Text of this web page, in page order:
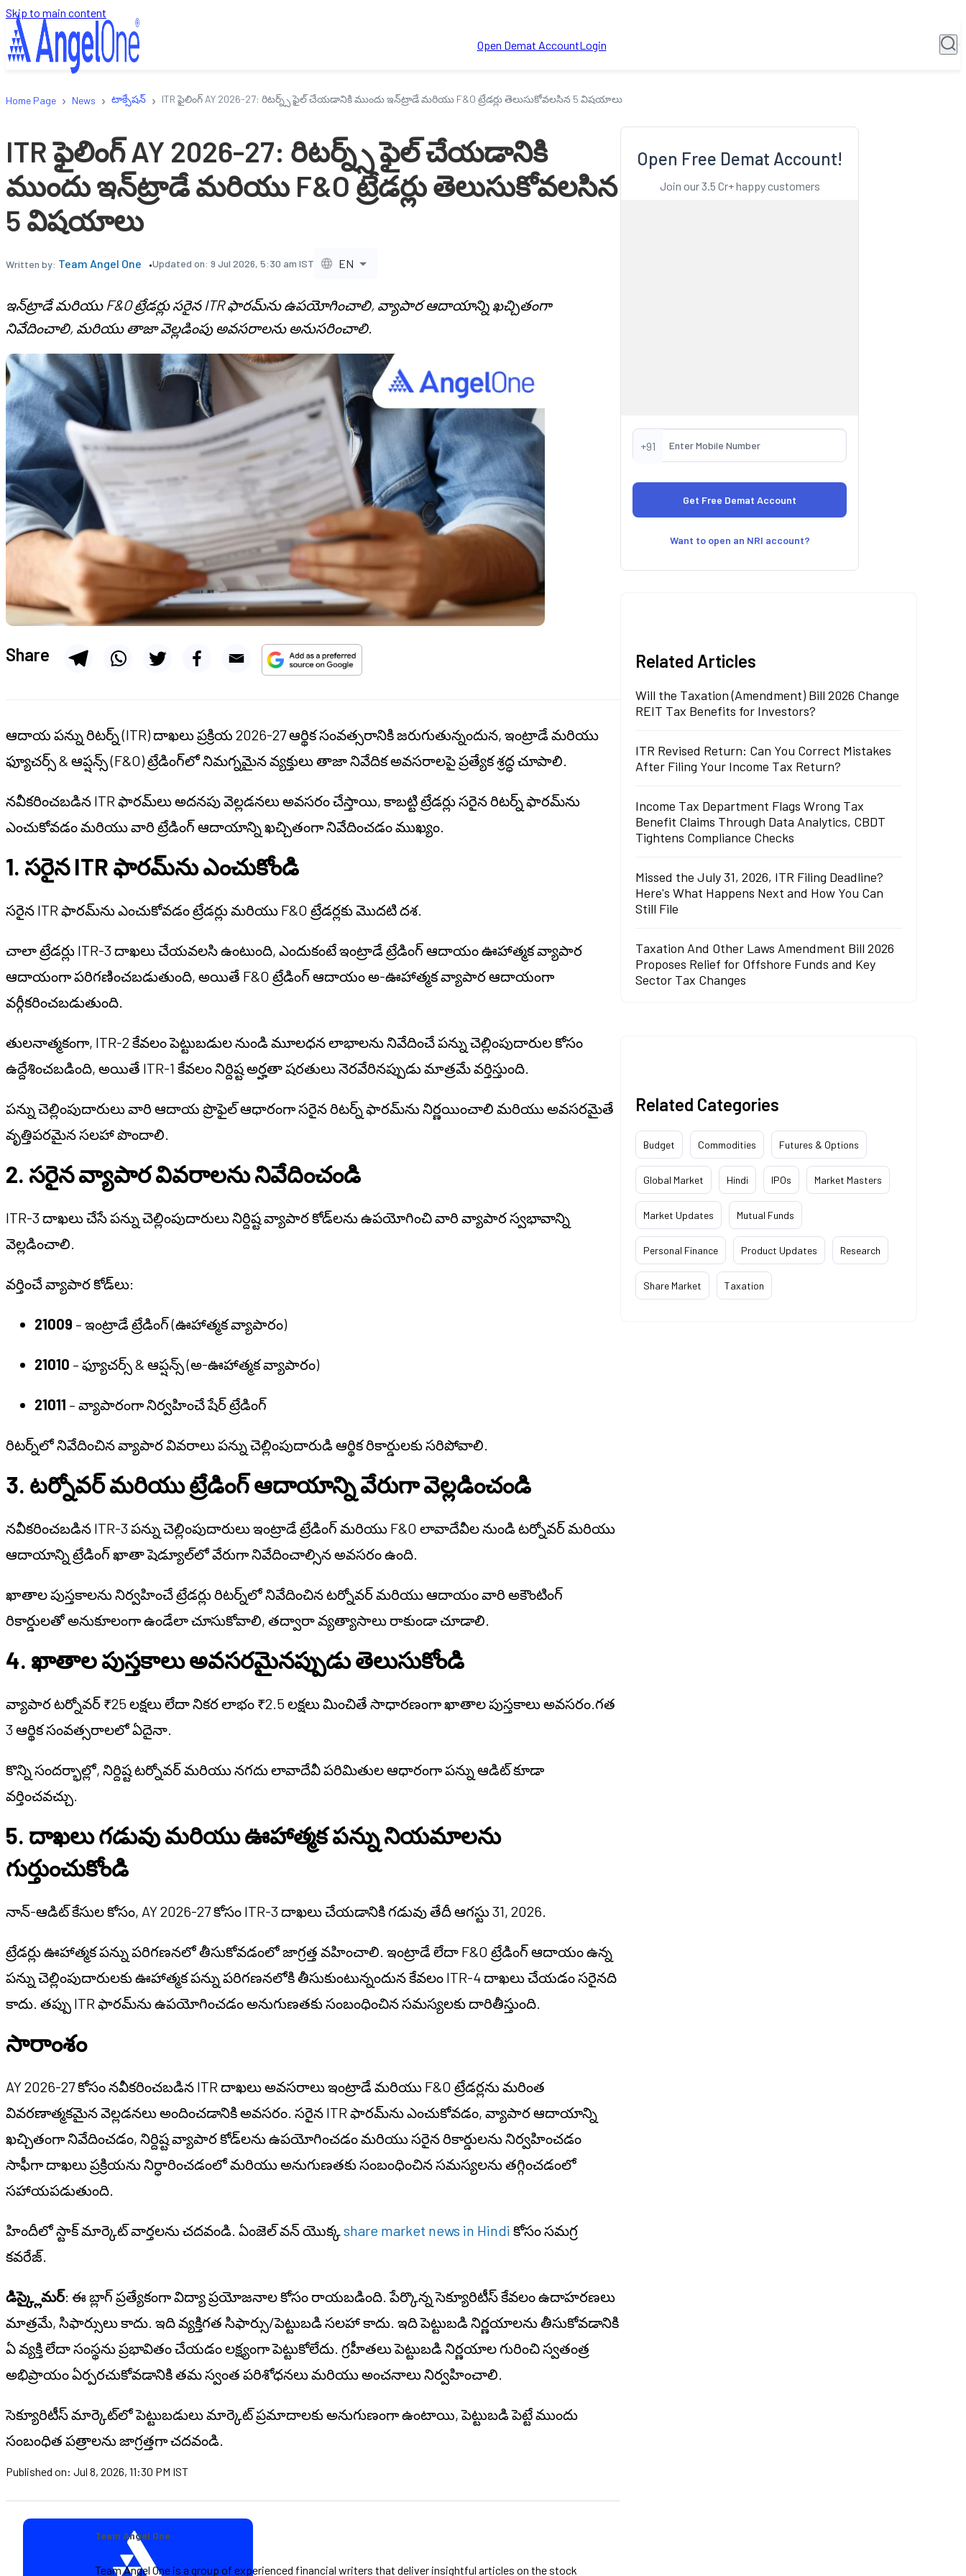
Skip to main content
Open Demat AccountLogin
Home Page › News › టాక్సేషన్ › ITR ఫైలింగ్ AY 2026-27: రిటర్న్స్ ఫైల్ చేయడానికి ముందు ఇన్‌ట్రాడే మరియు F&O ట్రేడర్లు తెలుసుకోవలసిన 5 విషయాలు
ITR ఫైలింగ్ AY 2026-27: రిటర్న్స్ ఫైల్ చేయడానికి
ముందు ఇన్‌ట్రాడే మరియు F&O ట్రేడర్లు తెలుసుకోవలసిన
5 విషయాలు
Written by: Team Angel One Updated on: 9 Jul 2026, 5:30 am IST EN
ఇన్‌ట్రాడే మరియు F&O ట్రేడర్లు సరైన ITR ఫారమ్‌ను ఉపయోగించాలి, వ్యాపార ఆదాయాన్ని ఖచ్చితంగా
నివేదించాలి, మరియు తాజా వెల్లడింపు అవసరాలను అనుసరించాలి.
Share
ఆదాయ పన్ను రిటర్న్ (ITR) దాఖలు ప్రక్రియ 2026-27 ఆర్థిక సంవత్సరానికి జరుగుతున్నందున, ఇంట్రాడే మరియు
ఫ్యూచర్స్ & ఆప్షన్స్ (F&O) ట్రేడింగ్‌లో నిమగ్నమైన వ్యక్తులు తాజా నివేదిక అవసరాలపై ప్రత్యేక శ్రద్ధ చూపాలి.
నవీకరించబడిన ITR ఫారమ్‌లు అదనపు వెల్లడనలు అవసరం చేస్తాయి, కాబట్టి ట్రేడర్లు సరైన రిటర్న్ ఫారమ్‌ను
ఎంచుకోవడం మరియు వారి ట్రేడింగ్ ఆదాయాన్ని ఖచ్చితంగా నివేదించడం ముఖ్యం.
1. సరైన ITR ఫారమ్‌ను ఎంచుకోండి
సరైన ITR ఫారమ్‌ను ఎంచుకోవడం ట్రేడర్లు మరియు F&O ట్రేడర్లకు మొదటి దశ.
చాలా ట్రేడర్లు ITR-3 దాఖలు చేయవలసి ఉంటుంది, ఎందుకంటే ఇంట్రాడే ట్రేడింగ్ ఆదాయం ఊహాత్మక వ్యాపార
ఆదాయంగా పరిగణించబడుతుంది, అయితే F&O ట్రేడింగ్ ఆదాయం అ-ఊహాత్మక వ్యాపార ఆదాయంగా
వర్గీకరించబడుతుంది.
తులనాత్మకంగా, ITR-2 కేవలం పెట్టుబడుల నుండి మూలధన లాభాలను నివేదించే పన్ను చెల్లింపుదారుల కోసం
ఉద్దేశించబడింది, అయితే ITR-1 కేవలం నిర్దిష్ట అర్హతా షరతులు నెరవేరినప్పుడు మాత్రమే వర్తిస్తుంది.
పన్ను చెల్లింపుదారులు వారి ఆదాయ ప్రొఫైల్ ఆధారంగా సరైన రిటర్న్ ఫారమ్‌ను నిర్ణయించాలి మరియు అవసరమైతే
వృత్తిపరమైన సలహా పొందాలి.
2. సరైన వ్యాపార వివరాలను నివేదించండి
ITR-3 దాఖలు చేసే పన్ను చెల్లింపుదారులు నిర్దిష్ట వ్యాపార కోడ్‌లను ఉపయోగించి వారి వ్యాపార స్వభావాన్ని
వెల్లడించాలి.
వర్తించే వ్యాపార కోడ్‌లు:
21009 – ఇంట్రాడే ట్రేడింగ్ (ఊహాత్మక వ్యాపారం)
21010 – ఫ్యూచర్స్ & ఆప్షన్స్ (అ-ఊహాత్మక వ్యాపారం)
21011 – వ్యాపారంగా నిర్వహించే షేర్ ట్రేడింగ్
రిటర్న్‌లో నివేదించిన వ్యాపార వివరాలు పన్ను చెల్లింపుదారుడి ఆర్థిక రికార్డులకు సరిపోవాలి.
3. టర్నోవర్ మరియు ట్రేడింగ్ ఆదాయాన్ని వేరుగా వెల్లడించండి
నవీకరించబడిన ITR-3 పన్ను చెల్లింపుదారులు ఇంట్రాడే ట్రేడింగ్ మరియు F&O లావాదేవీల నుండి టర్నోవర్ మరియు
ఆదాయాన్ని ట్రేడింగ్ ఖాతా షెడ్యూల్‌లో వేరుగా నివేదించాల్సిన అవసరం ఉంది.
ఖాతాల పుస్తకాలను నిర్వహించే ట్రేడర్లు రిటర్న్‌లో నివేదించిన టర్నోవర్ మరియు ఆదాయం వారి అకౌంటింగ్
రికార్డులతో అనుకూలంగా ఉండేలా చూసుకోవాలి, తద్వారా వ్యత్యాసాలు రాకుండా చూడాలి.
4. ఖాతాల పుస్తకాలు అవసరమైనప్పుడు తెలుసుకోండి
వ్యాపార టర్నోవర్ ₹25 లక్షలు లేదా నికర లాభం ₹2.5 లక్షలు మించితే సాధారణంగా ఖాతాల పుస్తకాలు అవసరం.గత
3 ఆర్థిక సంవత్సరాలలో ఏదైనా.
కొన్ని సందర్భాల్లో, నిర్దిష్ట టర్నోవర్ మరియు నగదు లావాదేవీ పరిమితుల ఆధారంగా పన్ను ఆడిట్ కూడా
వర్తించవచ్చు.
5. దాఖలు గడువు మరియు ఊహాత్మక పన్ను నియమాలను
గుర్తుంచుకోండి
నాన్-ఆడిట్ కేసుల కోసం, AY 2026-27 కోసం ITR-3 దాఖలు చేయడానికి గడువు తేదీ ఆగస్టు 31, 2026.
ట్రేడర్లు ఊహాత్మక పన్ను పరిగణనలో తీసుకోవడంలో జాగ్రత్త వహించాలి. ఇంట్రాడే లేదా F&O ట్రేడింగ్ ఆదాయం ఉన్న
పన్ను చెల్లింపుదారులకు ఊహాత్మక పన్ను పరిగణనలోకి తీసుకుంటున్నందున కేవలం ITR-4 దాఖలు చేయడం సరైనది
కాదు. తప్పు ITR ఫారమ్‌ను ఉపయోగించడం అనుగుణతకు సంబంధించిన సమస్యలకు దారితీస్తుంది.
సారాంశం
AY 2026-27 కోసం నవీకరించబడిన ITR దాఖలు అవసరాలు ఇంట్రాడే మరియు F&O ట్రేడర్లను మరింత
వివరణాత్మకమైన వెల్లడనలు అందించడానికి అవసరం. సరైన ITR ఫారమ్‌ను ఎంచుకోవడం, వ్యాపార ఆదాయాన్ని
ఖచ్చితంగా నివేదించడం, నిర్దిష్ట వ్యాపార కోడ్‌లను ఉపయోగించడం మరియు సరైన రికార్డులను నిర్వహించడం
సాఫీగా దాఖలు ప్రక్రియను నిర్ధారించడంలో మరియు అనుగుణతకు సంబంధించిన సమస్యలను తగ్గించడంలో
సహాయపడుతుంది.
హిందీలో స్టాక్ మార్కెట్ వార్తలను చదవండి. ఏంజెల్ వన్ యొక్కshare market news in Hindi కోసం సమగ్ర
కవరేజ్.
డిస్క్లైమర్: ఈ బ్లాగ్ ప్రత్యేకంగా విద్యా ప్రయోజనాల కోసం రాయబడింది. పేర్కొన్న సెక్యూరిటీస్ కేవలం ఉదాహరణలు
మాత్రమే, సిఫార్సులు కాదు. ఇది వ్యక్తిగత సిఫార్సు/పెట్టుబడిసలహా కాదు. ఇది పెట్టుబడి నిర్ణయాలను తీసుకోవడానికి
ఏ వ్యక్తి లేదా సంస్థను ప్రభావితం చేయడం లక్ష్యంగా పెట్టుకోలేదు. గ్రహీతలు పెట్టుబడి నిర్ణయాల గురించి స్వతంత్ర
అభిప్రాయం ఏర్పరచుకోవడానికి తమ స్వంత పరిశోధనలు మరియు అంచనాలు నిర్వహించాలి.
సెక్యూరిటీస్ మార్కెట్‌లో పెట్టుబడులు మార్కెట్ప్రమాదాలకుఅనుగుణంగా ఉంటాయి, పెట్టుబడి పెట్టే ముందు
సంబంధిత పత్రాలను జాగ్రత్తగా చదవండి.
Published on: Jul 8, 2026, 11:30 PM IST
Team Angel One
Team Angel One is a group of experienced financial writers that deliver insightful articles on the stock
Open Free Demat Account!
Join our 3.5 Cr+ happy customers
+91
Want to open an NRI account?
Related Articles
Will the Taxation (Amendment) Bill 2026 Change
REIT Tax Benefits for Investors?
ITR Revised Return: Can You Correct Mistakes
After Filing Your Income Tax Return?
Income Tax Department Flags Wrong Tax
Benefit Claims Through Data Analytics, CBDT
Tightens Compliance Checks
Missed the July 31, 2026, ITR Filing Deadline?
Here's What Happens Next and How You Can
Still File
Taxation And Other Laws Amendment Bill 2026
Proposes Relief for Offshore Funds and Key
Sector Tax Changes
Related Categories
Budget Commodities Futures & Options
Global Market Hindi IPOs Market Masters
Market Updates Mutual Funds
Personal Finance Product Updates Research
Share Market Taxation